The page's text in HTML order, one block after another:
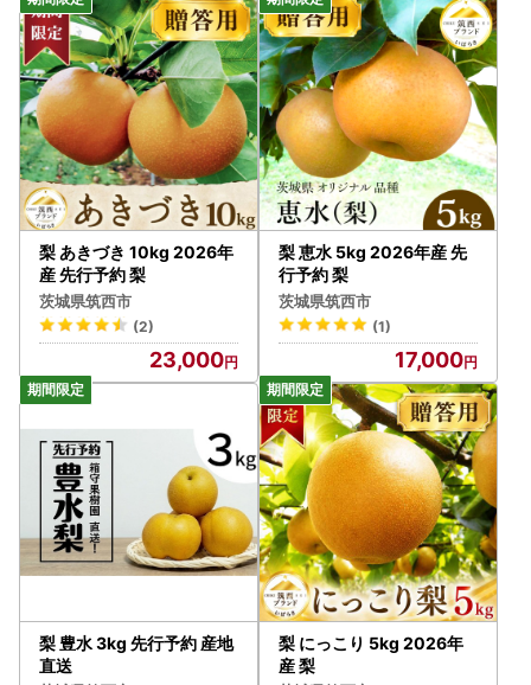
配送手配開始後にご連絡をいただいた場合、窓口での住所変
更はいたしかねますので、お早めにご連絡下さい。
●寄附のキャンセル、返礼品の変更・返品はできません。
また、寄附者様の都合により返礼品がお届けできない場合、
返礼品の再送はいたしかねます。
住民票が筑西市にある方は、返礼品の送付対象になりません
ので、あらかじめご了承ください。
●備考にご記入いただいても対応は致しかねます。
●※クール便対象 配送できない地域がございます※
・伊豆諸島：青ヶ島村（青ヶ島）・利島村（利島）・御蔵島
村（御蔵島）・式根島
・小笠原諸島：小笠原村（父島・母島・硫黄島・南鳥島な
ど）
梨 あきづき 10kg 2026年
産 先行予約 梨
茨城県筑西市
(2)
23,000
梨 恵水 5kg 2026年産 先
行予約 梨
茨城県筑西市
(1)
17,000
梨 豊水 3kg 先行予約 産地
直送
梨 にっこり 5kg 2026年
産 梨